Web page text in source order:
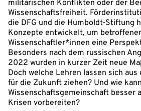
militärischen Konflikten oder der
Wissenschaftsfreiheit.
die DFG und die Humboldt-Stiftung
Konzepte entwickelt, um
Wissenschaftler*innen eine
Besonders nach dem russischen
2022 wurden in kurzer Zeit neue
Doch welche Lehren lassen sich
für die Zukunft ziehen? Und wie
Wissenschaftsgemeinschaft besser
Krisen vorbereiten?